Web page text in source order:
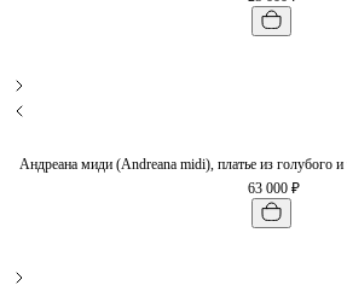
Андреана миди (Andreana midi), платье из голубого
63 000 ₽